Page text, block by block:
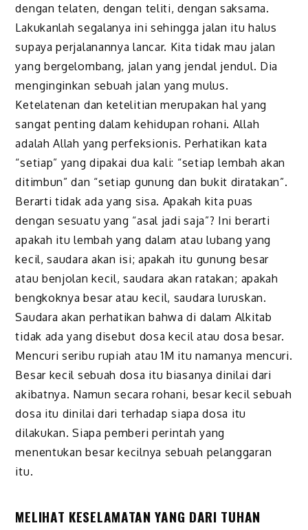
dengan telaten, dengan teliti, dengan saksama.
Lakukanlah segalanya ini sehingga jalan itu halus
supaya perjalanannya lancar. Kita tidak mau jalan
yang bergelombang, jalan yang jendal jendul. Dia
menginginkan sebuah jalan yang mulus.
Ketelatenan dan ketelitian merupakan hal yang
sangat penting dalam kehidupan rohani. Allah
adalah Allah yang perfeksionis. Perhatikan kata
“setiap” yang dipakai dua kali: “setiap lembah akan
ditimbun” dan “setiap gunung dan bukit diratakan”.
Berarti tidak ada yang sisa. Apakah kita puas
dengan sesuatu yang “asal jadi saja”? Ini berarti
apakah itu lembah yang dalam atau lubang yang
kecil, saudara akan isi; apakah itu gunung besar
atau benjolan kecil, saudara akan ratakan; apakah
bengkoknya besar atau kecil, saudara luruskan.
Saudara akan perhatikan bahwa di dalam Alkitab
tidak ada yang disebut dosa kecil atau dosa besar.
Mencuri seribu rupiah atau 1M itu namanya mencuri.
Besar kecil sebuah dosa itu biasanya dinilai dari
akibatnya. Namun secara rohani, besar kecil sebuah
dosa itu dinilai dari terhadap siapa dosa itu
dilakukan. Siapa pemberi perintah yang
menentukan besar kecilnya sebuah pelanggaran
itu.
MELIHAT KESELAMATAN YANG DARI TUHAN